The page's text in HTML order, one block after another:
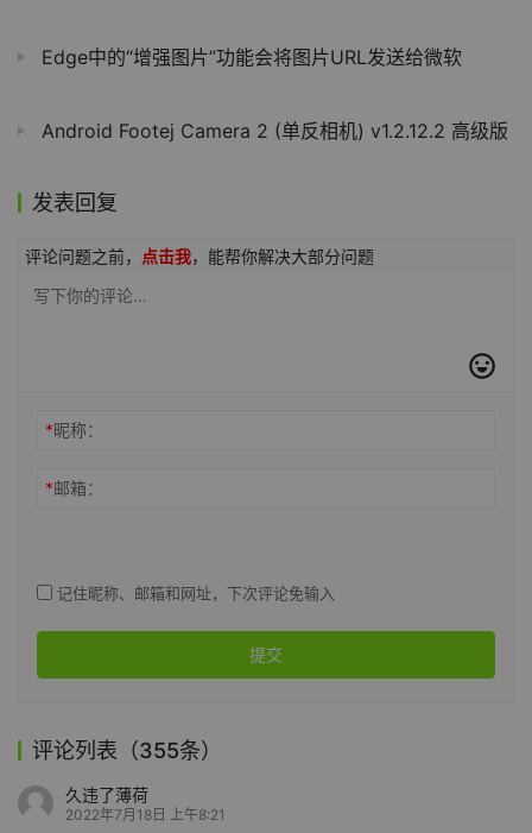
Edge中的“增强图片”功能会将图片URL发送给微软
Android Footej Camera 2 (单反相机) v1.2.12.2 高级版
发表回复
评论问题之前， 点击我，能帮你解决大部分问题
*昵称：
*邮箱：
记住昵称、邮箱和网址，下次评论免输入
提交
评论列表（355条）
久违了薄荷
2022年7月18日 上午8:21